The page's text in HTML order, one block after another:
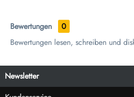
Bewertungen
0
Bewertungen lesen, schreiben und
Newsletter